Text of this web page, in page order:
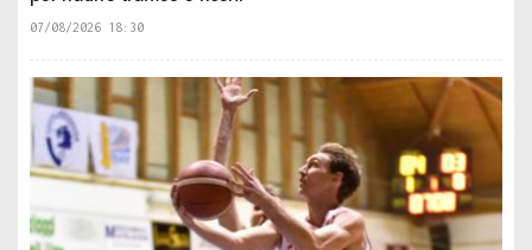
07/08/2026 18:30